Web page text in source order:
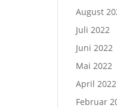
August
Juli 2022
Juni 2022
Mai 2022
April 2022
Februar